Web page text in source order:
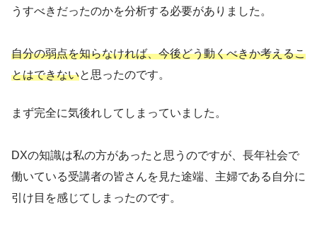
うすべきだったのかを分析する必要がありました。
自分の弱点を知らなければ、今後どう動くべきか考えるこ
とはできないと思ったのです。
まず完全に気後れしてしまっていました。
DXの知識は私の方があったと思うのですが、長年社会で
働いている受講者の皆さんを見た途端、主婦である自分に
引け目を感じてしまったのです。